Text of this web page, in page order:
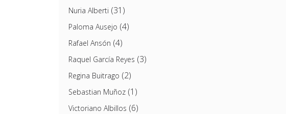
Nuria Alberti (31)
Paloma Ausejo (4)
Rafael Ansón (4)
Raquel García Reyes (3)
Regina Buitrago (2)
Sebastian Muñoz(1)
Victoriano Albillos (6)